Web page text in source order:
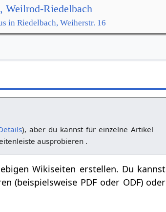
Weilrod-Riedelbach
in Riedelbach, Weiherstr. 16
), aber du kannst für einzelne Artikel
ausprobieren .
Wikiseiten erstellen. Du kannst
(beispielsweise PDF oder ODF) oder